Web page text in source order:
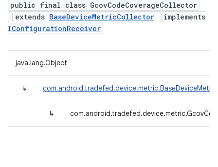
public final class GcovCodeCoverageCollector
extends BaseDeviceMetricCollector
implements
IConfigurationReceiver
java.lang.Object
↳
↳